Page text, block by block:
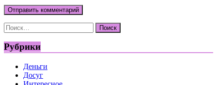
Найти:
Рубрики
Деньги
Досуг